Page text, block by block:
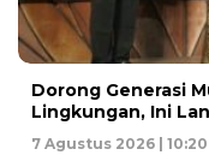
Dorong Generasi
Lingkungan, Ini
7 Agustus 2026 |